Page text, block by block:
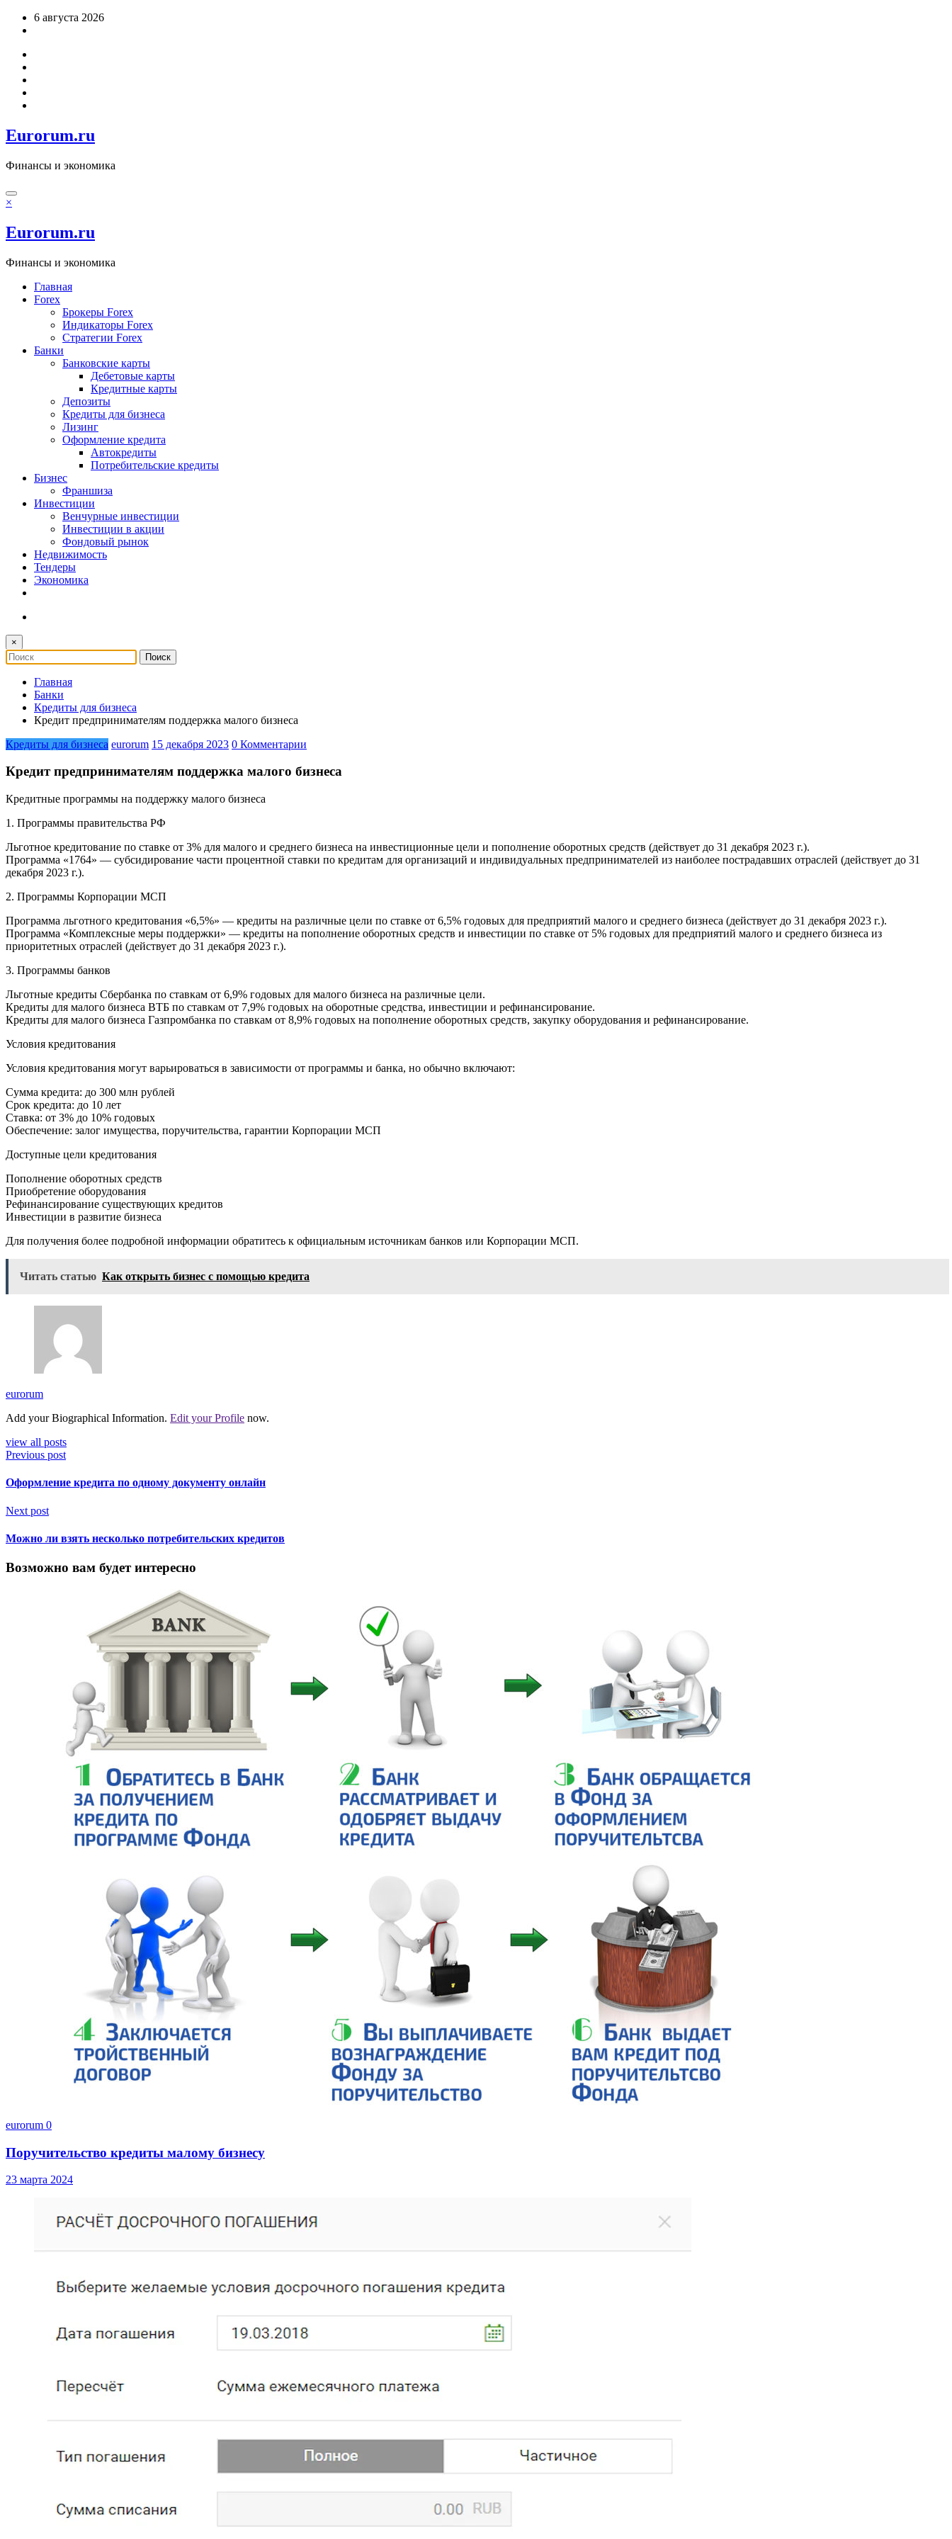
Перейти6 августа 2026
Eurorum.ru
Финансы и экономика
×
Eurorum.ru
Финансы и экономика
Главная
Forex
Брокеры Forex
Индикаторы Forex
Стратегии Forex
Банки
Банковские карты
Дебетовые карты
Кредитные карты
Депозиты
Кредиты для бизнеса
Лизинг
Оформление кредита
Автокредиты
Потребительские кредиты
Бизнес
Франшиза
Инвестиции
Венчурные инвестиции
Инвестиции в акции
Фондовый рынок
Недвижимость
Тендеры
Экономика
×
Главная
Банки
Кредиты для бизнеса
Кредит предпринимателям поддержка малого бизнеса
Кредиты для бизнеса eurorum 15 декабря 2023 0 Комментарии
Кредит предпринимателям поддержка малого бизнеса
Кредитные программы на поддержку малого бизнеса
1. Программы правительства РФ
Льготное кредитование по ставке от 3% для малого и среднего бизнеса на инвестиционные цели и пополнение оборотных средств (действует до 31 декабря 2023 г.).
Программа «1764» — субсидирование части процентной ставки по кредитам для организаций и индивидуальных предпринимателей из наиболее пострадавших отраслей (действует до 31
декабря 2023 г.).
2. Программы Корпорации МСП
Программа льготного кредитования «6,5%» — кредиты на различные цели по ставке от 6,5% годовых для предприятий малого и среднего бизнеса (действует до 31 декабря 2023 г.).
Программа «Комплексные меры поддержки» — кредиты на пополнение оборотных средств и инвестиции по ставке от 5% годовых для предприятий малого и среднего бизнеса из
приоритетных отраслей (действует до 31 декабря 2023 г.).
3. Программы банков
Льготные кредиты Сбербанка по ставкам от 6,9% годовых для малого бизнеса на различные цели.
Кредиты для малого бизнеса ВТБ по ставкам от 7,9% годовых на оборотные средства, инвестиции и рефинансирование.
Кредиты для малого бизнеса Газпромбанка по ставкам от 8,9% годовых на пополнение оборотных средств, закупку оборудования и рефинансирование.
Условия кредитования
Условия кредитования могут варьироваться в зависимости от программы и банка, но обычно включают:
Сумма кредита: до 300 млн рублей
Срок кредита: до 10 лет
Ставка: от 3% до 10% годовых
Обеспечение: залог имущества, поручительства, гарантии Корпорации МСП
Доступные цели кредитования
Пополнение оборотных средств
Приобретение оборудования
Рефинансирование существующих кредитов
Инвестиции в развитие бизнеса
Для получения более подробной информации обратитесь к официальным источникам банков или Корпорации МСП.
Читать статью Как открыть бизнес с помощью кредита
eurorum
Add your Biographical Information. Edit your Profile now.
view all posts
Previous post
Оформление кредита по одному документу онлайн
Next post
Можно ли взять несколько потребительских кредитов
Возможно вам будет интересно
eurorum 0
Поручительство кредиты малому бизнесу
23 марта 2024